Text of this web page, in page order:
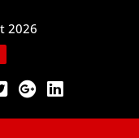
2026